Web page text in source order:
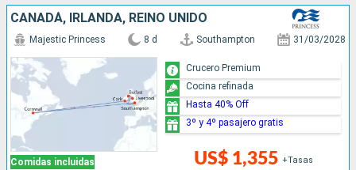
CANADÁ, IRLANDA, REINO UNIDO
Comidas incluidas
Majestic Princess 8 d Southampton 31/03/2028
US$ 1,355 +Tasas
Crucero Premium
Cocina refinada
Hasta 40% Off
3º y 4º pasajero gratis